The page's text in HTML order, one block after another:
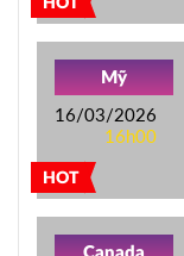
HOT
HOT
Mỹ
16/03/2026
16h00